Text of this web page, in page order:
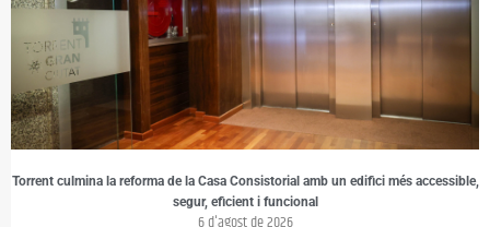
Torrent culmina la reforma de la Casa Consistorial amb un edifici més accessible,
segur, eficient i funcional